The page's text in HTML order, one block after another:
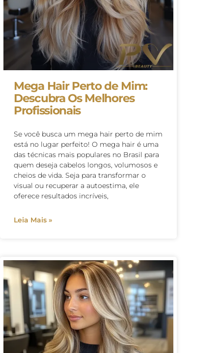
Mega Hair Perto de Mim:
Descubra Os Melhores
Profissionais
Se você busca um mega hair perto de mim
está no lugar perfeito! O mega hair é uma
das técnicas mais populares no Brasil para
quem deseja cabelos longos, volumosos e
cheios de vida. Seja para transformar o
visual ou recuperar a autoestima, ele
oferece resultados incríveis,
Leia Mais »